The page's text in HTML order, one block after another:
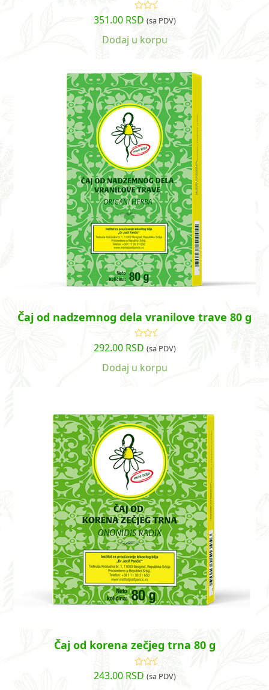
Ocenjeno
sa5.00od
351.00 RSD (sa PDV)
Dodaj u korpu
Čaj od nadzemnog dela vranilove trave 80 g
Ocenjeno
sa4.63od
292.00 RSD (sa PDV)
Dodaj u korpu
Čaj od korena zečjeg trna 80 g
Ocenjeno
sa5.00od
243.00 RSD (sa PDV)